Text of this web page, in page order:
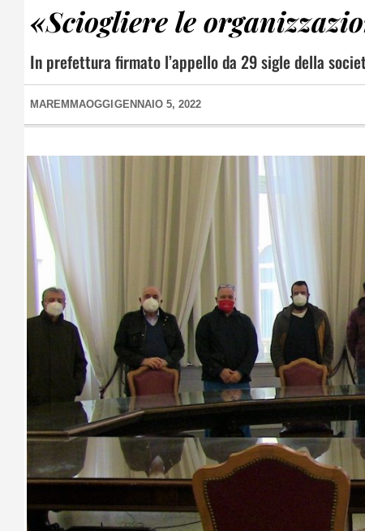
«Sciogliere le
In prefettura firmato l’appello da 29 sigle della
MAREMMAOGGI GENNAIO 5, 2022